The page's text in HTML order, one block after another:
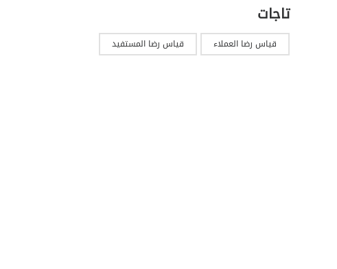
تاجات
قياس رضا العملاء قياس رضا المستفيد